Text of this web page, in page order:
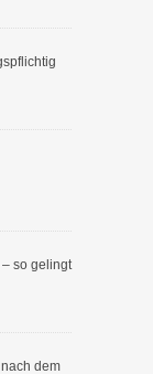
so gelingt
dem